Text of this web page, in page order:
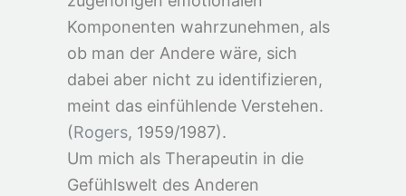
Komponenten wahrzunehmen, als
ob man der Andere wäre, sich
dabei aber nicht zu identifizieren,
meint das einfühlende Verstehen.
(Rogers, 1959/1987).
Um mich als Therapeutin in die
Gefühlswelt des Anderen